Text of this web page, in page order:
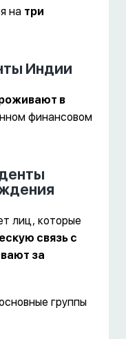
на три
Индии
в
финансовом
лиц, которые
связь с
за
группы